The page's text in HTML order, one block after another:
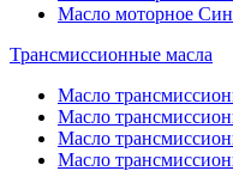
Масло моторное
Трансмиссионные масла
Масло
Масло
Масло
Масло